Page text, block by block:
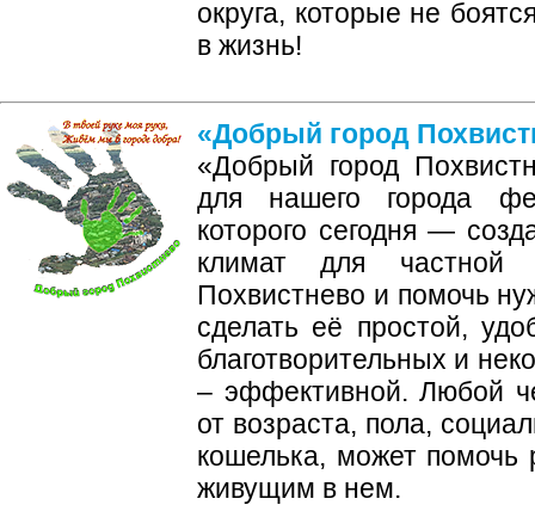
округа, которые не
в жизнь!
«Добрый город
«Добрый город
для нашего города
которого сегодня —
климат для частной
Похвистнево и помочь
сделать её простой,
благотворительных и
– эффективной. Любой
от возраста, пола,
кошелька, может помочь
живущим в нем.